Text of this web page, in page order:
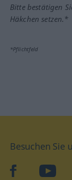
Bitte bestätigen
Häkchen setzen.*
*Pflichtfeld
Besuchen Sie
facebookYouTube